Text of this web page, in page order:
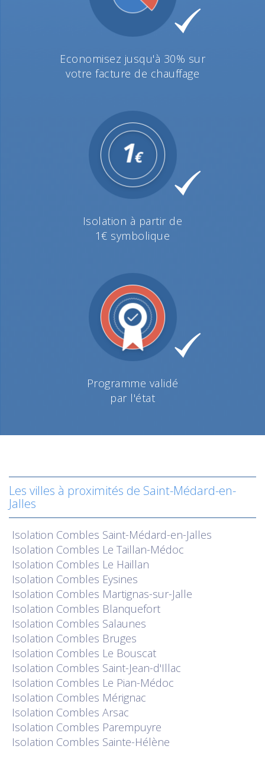
Economisez jusqu'à 30% sur
votre facture de chauffage
Isolation à partir de
1€ symbolique
Programme validé
par l'état
Les villes à proximités de Saint-Médard-en-
Jalles
Isolation Combles Saint-Médard-en-Jalles
Isolation Combles Le Taillan-Médoc
Isolation Combles Le Haillan
Isolation Combles Eysines
Isolation Combles Martignas-sur-Jalle
Isolation Combles Blanquefort
Isolation Combles Salaunes
Isolation Combles Bruges
Isolation Combles Le Bouscat
Isolation Combles Saint-Jean-d'Illac
Isolation Combles Le Pian-Médoc
Isolation Combles Mérignac
Isolation Combles Arsac
Isolation Combles Parempuyre
Isolation Combles Sainte-Hélène